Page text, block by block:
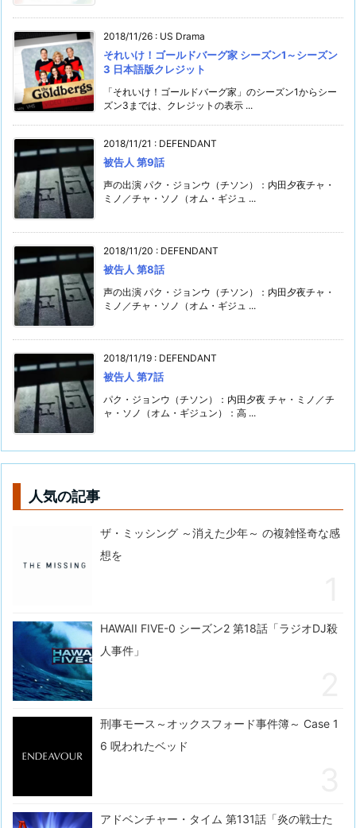
2018/11/26 : US Drama
それいけ！ゴールドバーグ家 シーズン1～シーズン
3 日本語版クレジット
「それいけ！ゴールドバーグ家」のシーズン1からシー
ズン3までは、クレジットの表示 ...
2018/11/21 : DEFENDANT
被告人 第9話
声の出演 パク・ジョンウ（チソン）：内田夕夜チャ・
ミノ／チャ・ソノ（オム・ギジュ ...
2018/11/20 : DEFENDANT
被告人 第8話
声の出演 パク・ジョンウ（チソン）：内田夕夜チャ・
ミノ／チャ・ソノ（オム・ギジュ ...
2018/11/19 : DEFENDANT
被告人 第7話
パク・ジョンウ（チソン）：内田夕夜 チャ・ミノ／チ
ャ・ソノ（オム・ギジュン）：高 ...
人気の記事
ザ・ミッシング ～消えた少年～ の複雑怪奇な感
想を
HAWAII FIVE-0 シーズン2 第18話「ラジオDJ殺
人事件」
刑事モース～オックスフォード事件簿～ Case 1
6 呪われたベッド
アドベンチャー・タイム 第131話「炎の戦士た